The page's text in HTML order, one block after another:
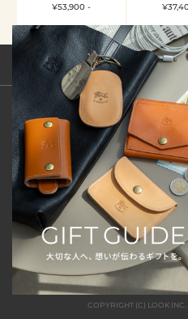
¥53,900 -
サイトマ
新規会員登録
ご利用ガイド
特定商取引法
お問い合わせ
販売スタッフ中途採用
COPYRIGHT (C) LOOK INC.